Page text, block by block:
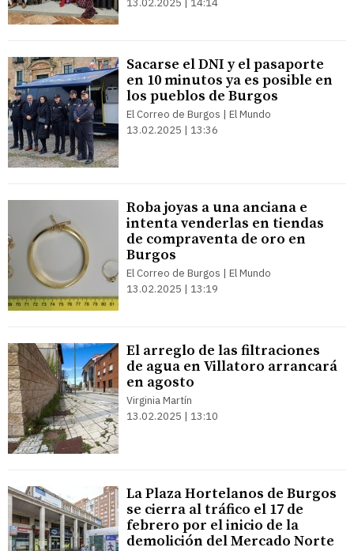
13.02.2025 | 14:14
Sacarse el DNI y el pasaporte
en 10 minutos ya es posible en
los pueblos de Burgos
El Correo de Burgos | El Mundo
13.02.2025 | 13:36
Roba joyas a una anciana e
intenta venderlas en tiendas
de compraventa de oro en
Burgos
El Correo de Burgos | El Mundo
13.02.2025 | 13:19
El arreglo de las filtraciones
de agua en Villatoro arrancará
en agosto
Virginia Martín
13.02.2025 | 13:10
La Plaza Hortelanos de Burgos
se cierra al tráfico el 17 de
febrero por el inicio de la
demolición del Mercado Norte